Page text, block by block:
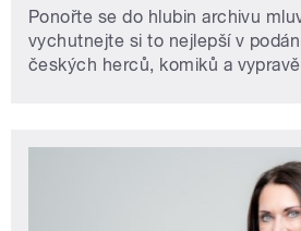
Ponořte se do hlubin archivu
vychutnejte si to nejlepší v
českých herců, komiků a